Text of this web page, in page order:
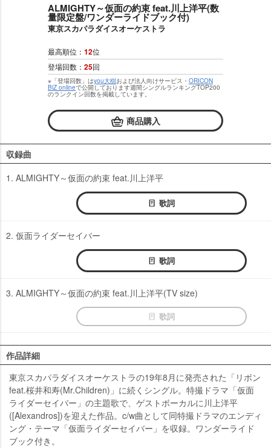
ALMIGHTY～仮面の約束 feat.川上洋平(数
量限定盤/ワンダーライドブック付)
東京スカパラダイスオーケストラ
最高順位： 12位
登場回数： 25回
※「登場回数」はyou大樹および法人向けサービス・ ORICON
BiZ onlineで公開しております週間シングルランキングTOP200
のランクイン回数を掲載しています。
商品購入
収録曲
1. ALMIGHTY～仮面の約束 feat.川上洋平
歌詞
2. 仮面ライダーセイバー
歌詞
3. ALMIGHTY～仮面の約束 feat.川上洋平(TV size)
歌詞
作品詳細
東京スカパラダイスオーケストラの19年8月に発売された「リボン
feat.桜井和寿(Mr.Children)」に続くシングル。特撮ドラマ「仮面
ライダーセイバー」の主題歌で、ゲストボーカルに川上洋平
([Alexandros])を迎えた作品。c/w曲として同特撮ドラマのエンディ
ング・テーマ「仮面ライダーセイバー」を収録。ワンダーライド
ブック付き。